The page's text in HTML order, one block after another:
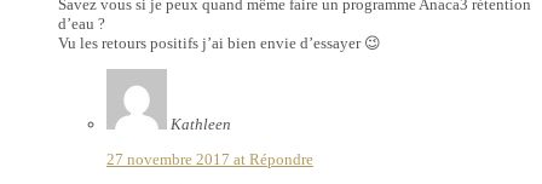
Savez vous si je peux quand même faire un programme Anaca3 rétention
d’eau ?
Vu les retours positifs j’ai bien envie d’essayer 😉
Kathleen
27 novembre 2017 at Répondre